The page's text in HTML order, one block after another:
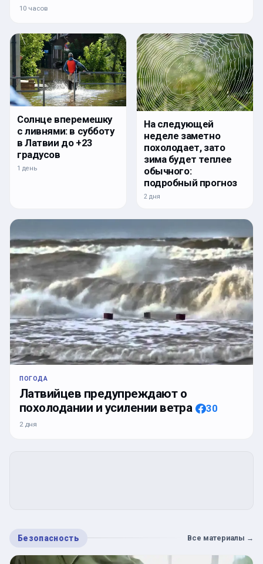
10 часов
Солнце вперемешку
с ливнями: в субботу
в Латвии до +23
градусов
1 день
На следующей
неделе заметно
похолодает, зато
зима будет теплее
обычного:
подробный прогноз
2 дня
ПОГОДА
Латвийцев предупреждают о
похолодании и усилении ветра
30
2 дня
Безопасность Все материалы →